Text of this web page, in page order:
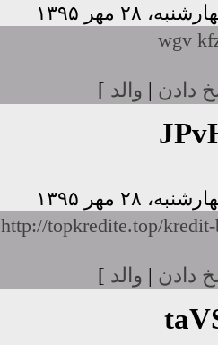
wgv
دادن | والد ]
http://topkredite.top/
دادن | والد ]